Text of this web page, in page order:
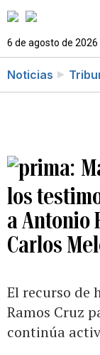
6 de agosto de 2026
Noticias
los
a Antonio
Carlos
El recurso de
Ramos Cruz
continúa